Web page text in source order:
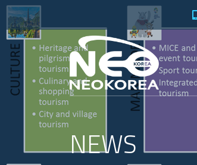
NEWS